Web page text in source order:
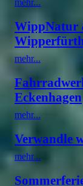
mehr...
WippNatur
mehr...
Eckenhagen
mehr...
Verwandle
mehr...